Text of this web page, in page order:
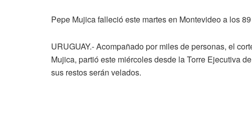
Pepe Mujica falleció este martes en Montevideo a los
URUGUAY.- Acompañado por miles de personas, el
Mujica, partió este miércoles desde la Torre Ejecutiva
sus restos serán velados.